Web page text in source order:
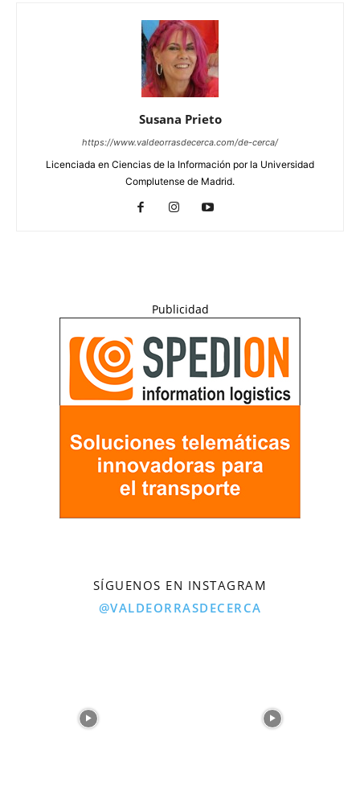
Susana Prieto
https://www.valdeorrasdecerca.com/de-cerca/
Licenciada en Ciencias de la Información por la Universidad
Complutense de Madrid.
Publicidad
SÍGUENOS EN INSTAGRAM
@VALDEORRASDECERCA